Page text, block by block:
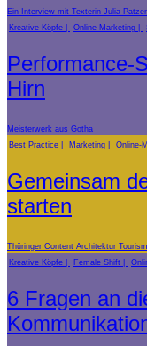
Ein Interview mit Texterin Julia
Kreative Köpfe
Online-Marketing
Performance-
Hirn
Meisterwerk aus Gotha
Best Practice
Marketing Online-
Gemeinsam
starten
Thüringer Content Architektur
Kreative Köpfe
Female Shift
6 Fragen an